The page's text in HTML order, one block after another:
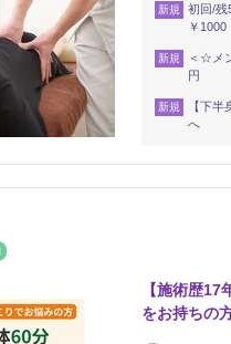
新規
初回/残
￥1000
新規
＜☆メ
円
新規
【下
へ
【施術歴
をお持ちの